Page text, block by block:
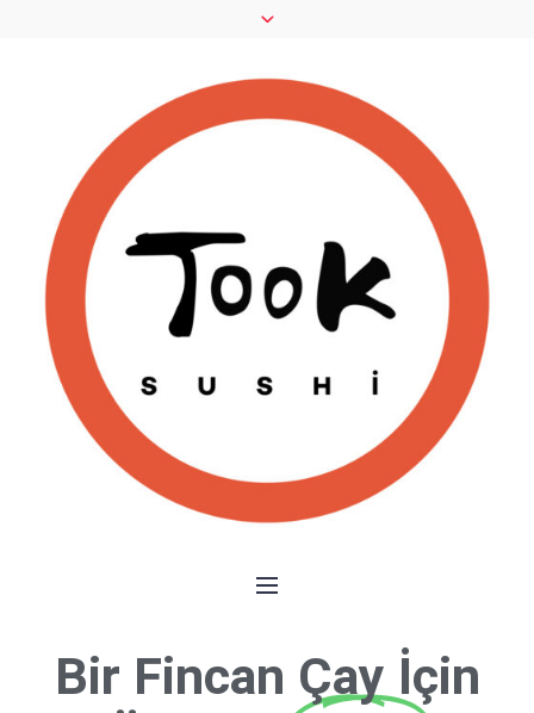
Bir Fincan Çay İçin